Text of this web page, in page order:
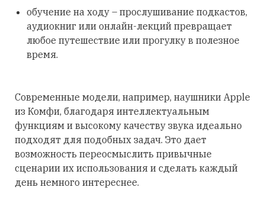
обучение на ходу – прослушивание подкастов,
аудиокниг или онлайн-лекций превращает
любое путешествие или прогулку в полезное
время.
Современные модели, например, наушники Apple
из Комфи, благодаря интеллектуальным
функциям и высокому качеству звука идеально
подходят для подобных задач. Это дает
возможность переосмыслить привычные
сценарии их использования и сделать каждый
день немного интереснее.